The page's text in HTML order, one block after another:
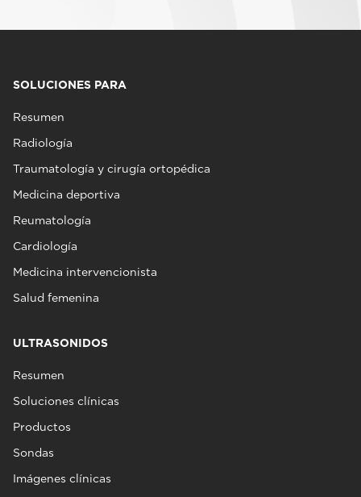
SOLUCIONES PARA
Resumen
Radiología
Traumatología y cirugía ortopédica
Medicina deportiva
Reumatología
Cardiología
Medicina intervencionista
Salud femenina
ULTRASONIDOS
Resumen
Soluciones clínicas
Productos
Sondas
Imágenes clínicas